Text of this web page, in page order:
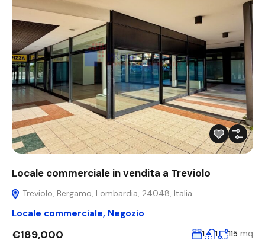
Locale commerciale in vendita a Treviolo
Treviolo, Bergamo, Lombardia, 24048, Italia
Locale commerciale, Negozio
€189,000 1 1 115 mq